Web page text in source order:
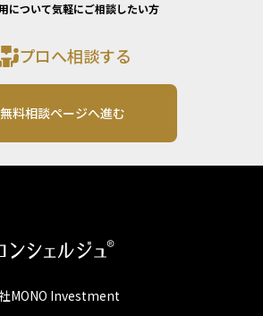
について気軽にご相談したい方
プロへ相談する
無料相談ページへ進む
MONO Investment